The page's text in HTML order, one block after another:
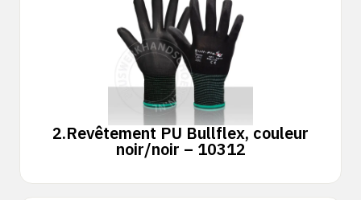
2.Revêtement PU Bullflex, couleur
noir/noir – 10312